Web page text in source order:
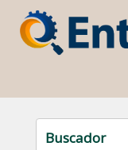
Buscador